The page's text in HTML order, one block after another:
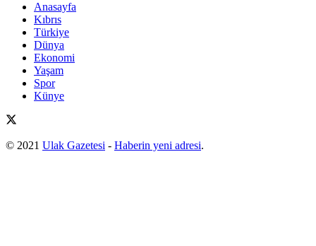
Anasayfa
Kıbrıs
Türkiye
Dünya
Ekonomi
Yaşam
Spor
Künye
© 2021 Ulak Gazetesi - Haberin yeni adresi.